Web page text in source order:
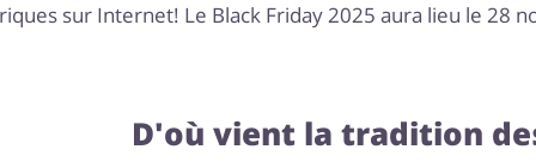
sur Internet! Le Black Friday 2025 aura lieu le 28
D'où vient la tradition